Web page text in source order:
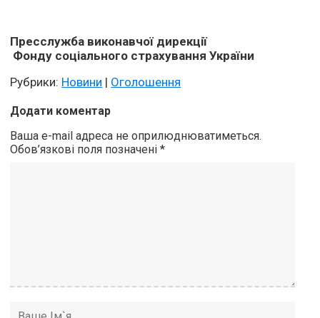
Пресслужба виконавчоїдирекції
Фонду соціального страхування України
Рубрики: Новини | Оголошення
Додати коментар
Ваша e-mail адреса не оприлюднюватиметься.
Обов’язкові поля позначені*